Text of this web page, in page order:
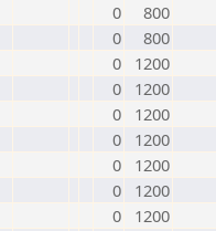
0
800
0
800
0
1200
0
1200
0
1200
0
1200
0
1200
0
1200
0
1200